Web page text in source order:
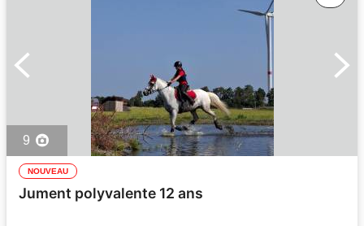
9
NOUVEAU
Jument polyvalente 12 ans